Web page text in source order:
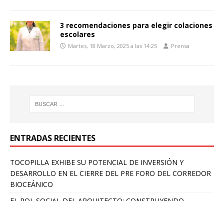
3 recomendaciones para elegir colaciones
escolares
Martes, 18 Marzo, 2025 a las 14:25 Prensa
ENTRADAS RECIENTES
TOCOPILLA EXHIBE SU POTENCIAL DE INVERSIÓN Y
DESARROLLO EN EL CIERRE DEL PRE FORO DEL CORREDOR
BIOCEÁNICO